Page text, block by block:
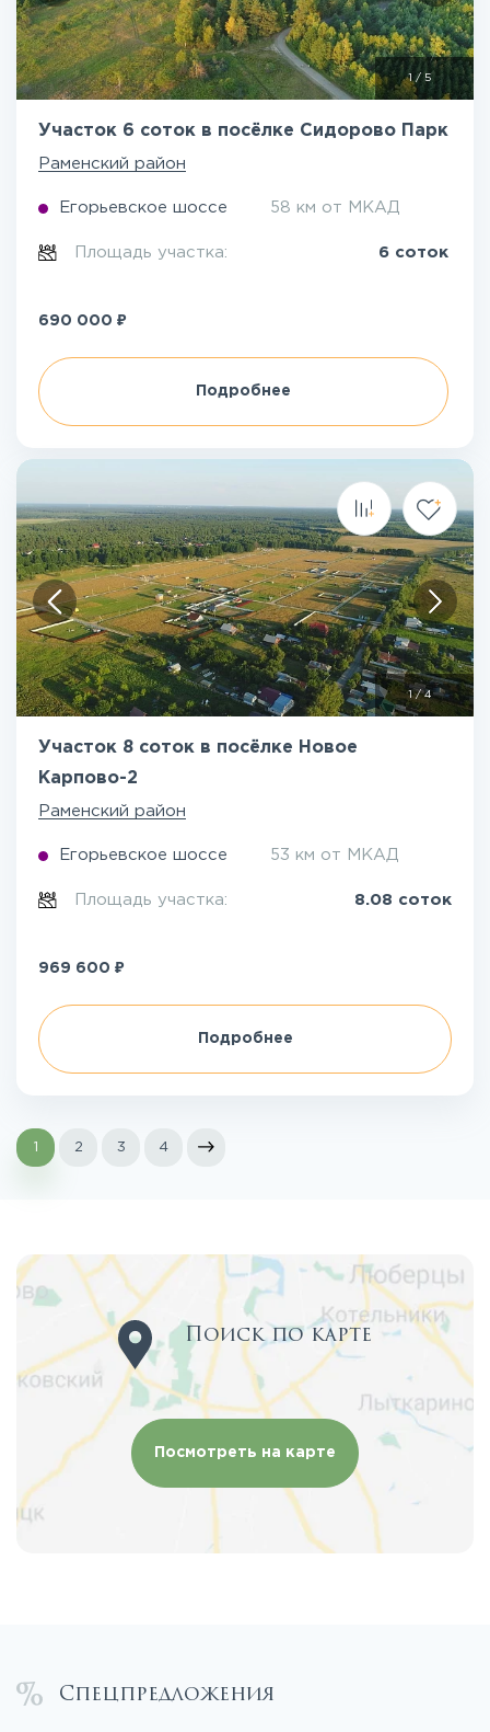
1 / 5
Участок 6 соток в посёлке Сидорово Парк
Раменский район
Егорьевское шоссе 58 км от МКАД
Площадь участка: 6 соток
690 000 ₽
Подробнее
1/4
Участок 8 соток в посёлке Новое
Карпово-2
Раменский район
Егорьевское шоссе 53 км от МКАД
Площадь участка: 8.08 соток
969 600 ₽
Подробнее
1 2 3 4
Поиск по карте
Посмотреть на карте
Спецпредложения